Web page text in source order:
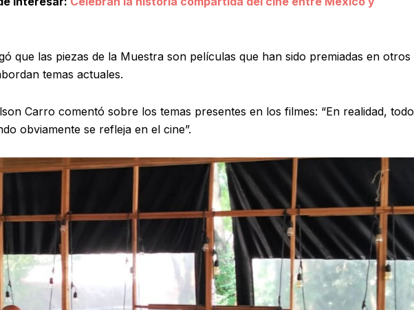
que las piezas de la Muestra son películas que han sido premiadas en otros
temas actuales.
Carro comentó sobre los temas presentes en los filmes: “En realidad, todo
obviamente se refleja en el cine”.